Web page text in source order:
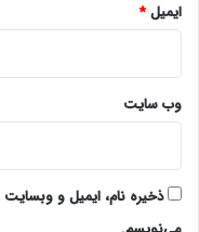
ایمیل*
وب‌ سایت
ذخیره نام، ایمیل و وبسایت